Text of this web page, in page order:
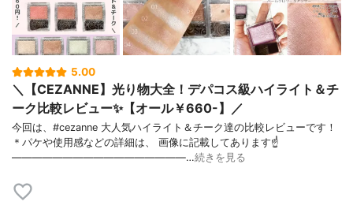
5.00
＼【CEZANNE】光り物大全！デパコス級ハイライト＆チ
ーク比較レビュー✨【オール￥660-】／
今回は、#cezanne 大人気ハイライト＆チーク達の比較レビューです！
＊パケや使用感などの詳細は、 画像に記載してあります☝
—————————————————…続きを見る